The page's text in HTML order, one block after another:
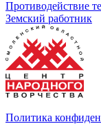
Противодействие
Земский работник
Политика